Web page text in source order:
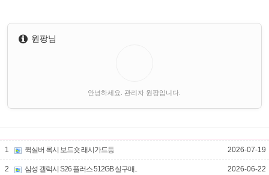
원팡님
안녕하세요. 관리자 원팡입니다.
1 퀵실버 록시 보드숏 래시가드등 2026-07-19
2 삼성 갤럭시 S26 플러스 512GB 실구매.. 2026-06-22